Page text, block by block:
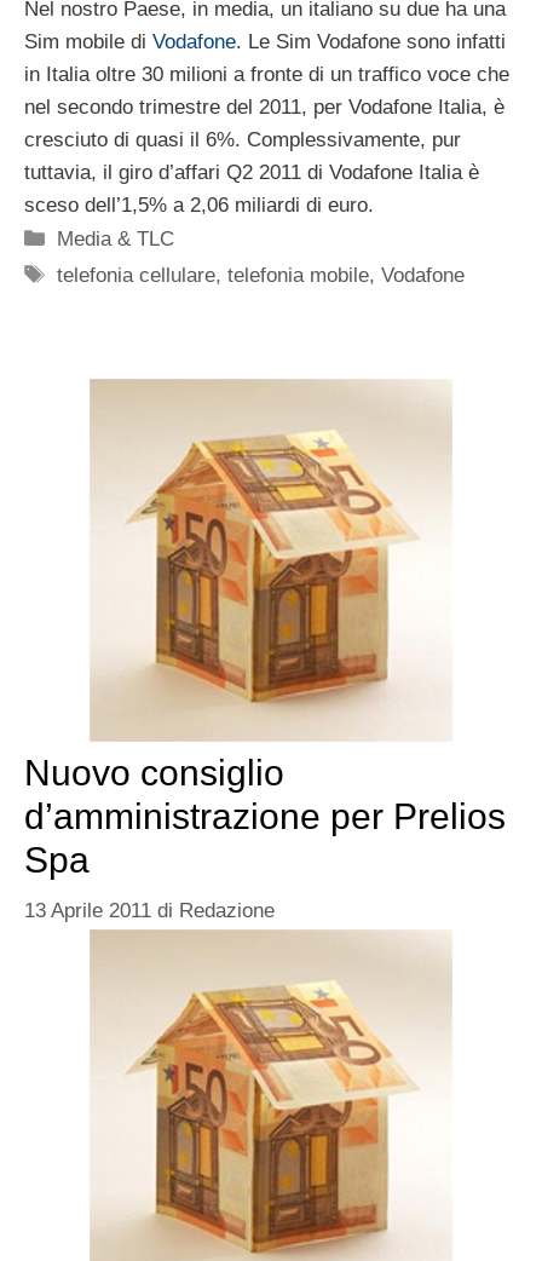
Nel nostro Paese, in media, un italiano su due ha una
Sim mobile di Vodafone. Le Sim Vodafone sono infatti
in Italia oltre 30 milioni a fronte di un traffico voce che
nel secondo trimestre del 2011, per Vodafone Italia, è
cresciuto di quasi il 6%. Complessivamente, pur
tuttavia, il giro d’affari Q2 2011 di Vodafone Italia è
sceso dell’1,5% a 2,06 miliardi di euro.
Categorie
Media & TLC
Tag
telefonia cellulare,telefonia mobile,Vodafone
Nuovo consiglio
d’amministrazione per Prelios
Spa
13 Aprile 2011 di Redazione